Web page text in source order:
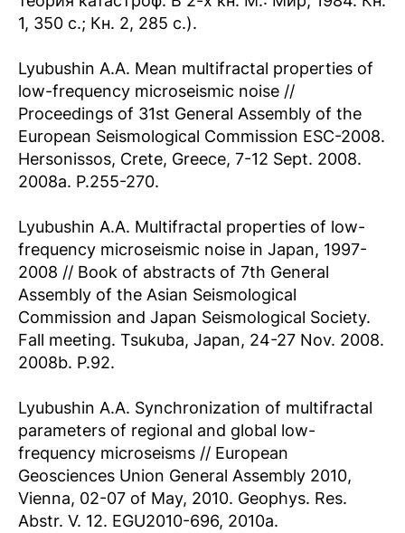
1, 350 с.; Кн. 2, 285 с.).
Lyubushin A.A. Mean multifractal properties of
low-frequency microseismic noise //
Proceedings of 31st General Assembly of the
European Seismological Commission ESC-2008.
Hersonissos, Crete, Greece, 7-12 Sept. 2008.
2008a. Р.255-270.
Lyubushin A.A. Multifractal properties of low-
frequency microseismic noise in Japan, 1997-
2008 // Book of abstracts of 7th General
Assembly of the Asian Seismological
Commission and Japan Seismological Society.
Fall meeting. Tsukuba, Japan, 24-27 Nov. 2008.
2008b. P.92.
Lyubushin A.A. Synchronization of multifractal
parameters of regional and global low-
frequency microseisms // European
Geosciences Union General Assembly 2010,
Vienna, 02-07 of May, 2010. Geophys. Res.
Abstr. V. 12. EGU2010-696, 2010a.